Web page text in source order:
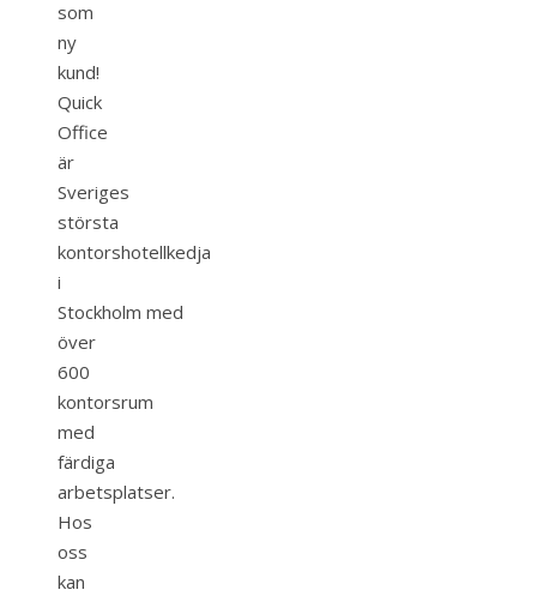
som
ny
kund!
Quick
Office
är
Sveriges
största
kontorshotellkedja
i
Stockholm med
över
600
kontorsrum
med
färdiga
arbetsplatser.
Hos
oss
kan